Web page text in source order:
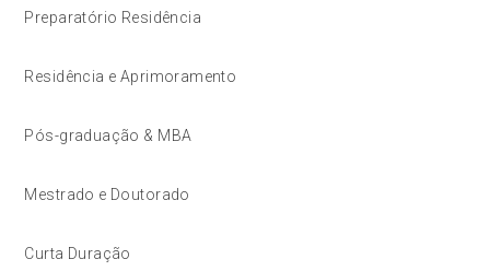
Preparatório Residência
Residência e Aprimoramento
Pós-graduação & MBA
Mestrado e Doutorado
Curta Duração